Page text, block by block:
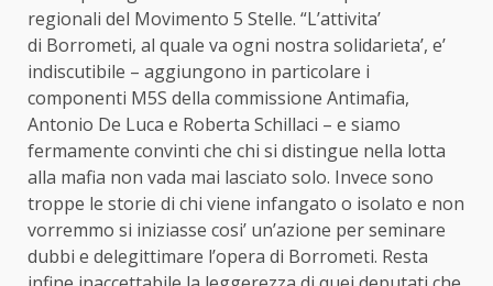
regionali del Movimento 5 Stelle. “L’attivita’
di Borrometi, al quale va ogni nostra solidarieta’, e’
indiscutibile – aggiungono in particolare i
componenti M5S della commissione Antimafia,
Antonio De Luca e Roberta Schillaci – e siamo
fermamente convinti che chi si distingue nella lotta
alla mafia non vada mai lasciato solo. Invece sono
troppe le storie di chi viene infangato o isolato e non
vorremmo si iniziasse cosi’ un’azione per seminare
dubbi e delegittimare l’opera di Borrometi. Resta